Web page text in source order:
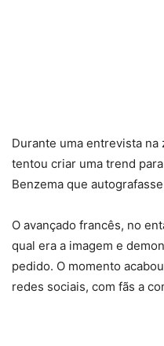
Durante uma entrevista
tentou criar uma trend
Benzema que
O avançado francês, no
qual era a imagem e
pedido. O momento
redes sociais, com fãs a